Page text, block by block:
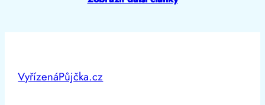
VyřízenáPůjčka.cz